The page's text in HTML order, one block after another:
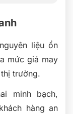
liệu ổn
mức giá may
trường.
minh bạch,
hàng an